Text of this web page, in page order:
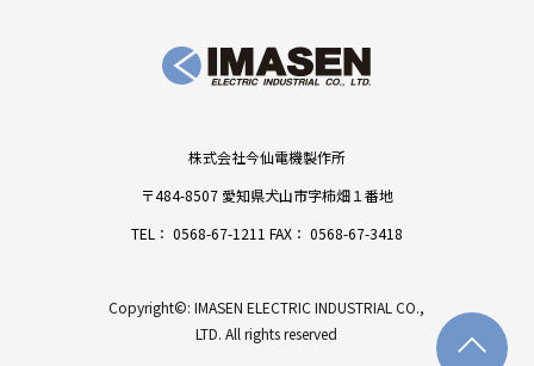
株式会社今仙電機製作所
〒484-8507 愛知県犬山市字柿畑１番地
TEL： 0568-67-1211 FAX： 0568-67-3418
Copyright©: IMASEN ELECTRIC INDUSTRIAL CO.,
LTD. All rights reserved